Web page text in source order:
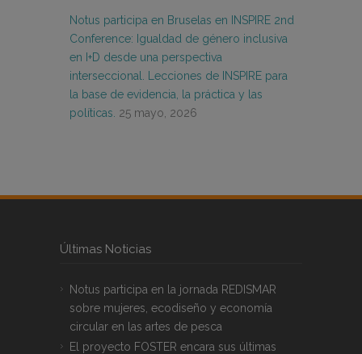
Notus participa en Bruselas en INSPIRE 2nd
Conference: Igualdad de género inclusiva
en I+D desde una perspectiva
interseccional. Lecciones de INSPIRE para
la base de evidencia, la práctica y las
políticas. 25 mayo, 2026
Últimas Noticias
Notus participa en la jornada REDISMAR
sobre mujeres, ecodiseño y economía
circular en las artes de pesca
El proyecto FOSTER encara sus últimas